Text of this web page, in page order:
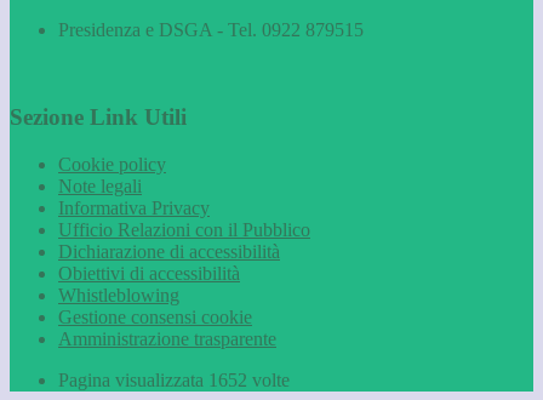
Presidenza e DSGA - Tel. 0922 879515
Sezione Link Utili
Cookie policy
Note legali
Informativa Privacy
Ufficio Relazioni con il Pubblico
Dichiarazione di accessibilità
Obiettivi di accessibilità
Whistleblowing
Gestione consensi cookie
Amministrazione trasparente
Pagina visualizzata 1652 volte